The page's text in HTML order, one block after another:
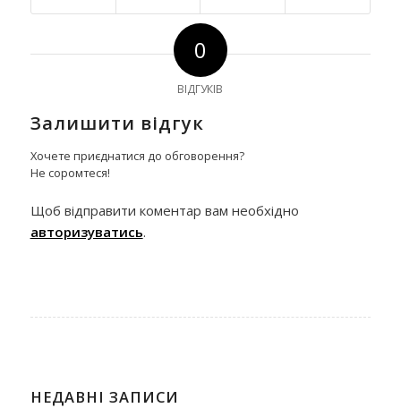
0
ВІДГУКІВ
Залишити відгук
Хочете приєднатися до обговорення?
Не соромтеся!
Щоб відправити коментар вам необхідно
авторизуватись.
НЕДАВНІ ЗАПИСИ